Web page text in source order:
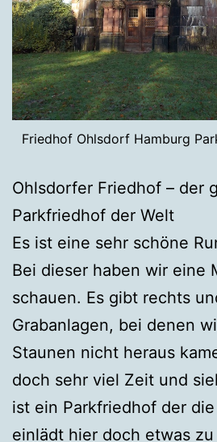
Friedhof Ohlsdorf Hamburg
Ohlsdorfer Friedhof – der
Parkfriedhof der Welt
Es ist eine sehr schöne
Bei dieser haben wir eine
schauen. Es gibt rechts
Grabanlagen, bei denen
Staunen nicht heraus
doch sehr viel Zeit und
ist ein Parkfriedhof der
einlädt hier doch etwas